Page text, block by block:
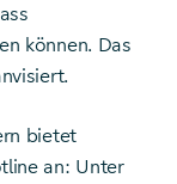
können. Das
bietet
an: Unter